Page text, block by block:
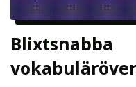
Blixtsnabba